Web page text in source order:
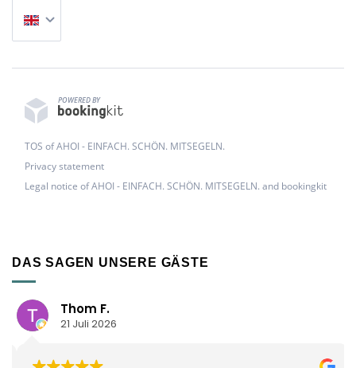
POWERED BY
TOS of AHOI - EINFACH. SCHÖN. MITSEGELN.
Privacy statement
Legal notice of AHOI - EINFACH. SCHÖN. MITSEGELN. and bookingkit
DAS SAGEN UNSERE GÄSTE
Thom F.
21 Juli 2026